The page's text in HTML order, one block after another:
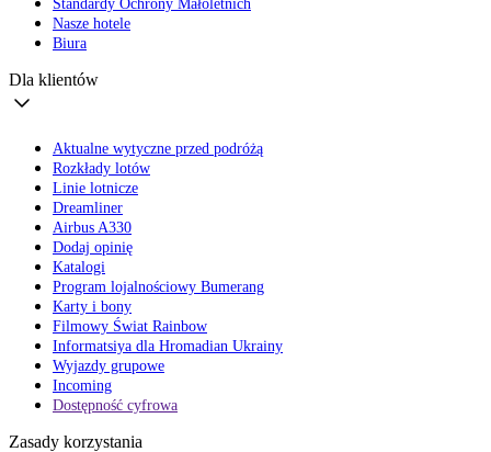
Standardy Ochrony Małoletnich
Nasze hotele
Biura
Dla klientów
Aktualne wytyczne przed podróżą
Rozkłady lotów
Linie lotnicze
Dreamliner
Airbus A330
Dodaj opinię
Katalogi
Program lojalnościowy Bumerang
Karty i bony
Filmowy Świat Rainbow
Informatsiya dla Hromadian Ukrainy
Wyjazdy grupowe
Incoming
Dostępność cyfrowa
Zasady korzystania